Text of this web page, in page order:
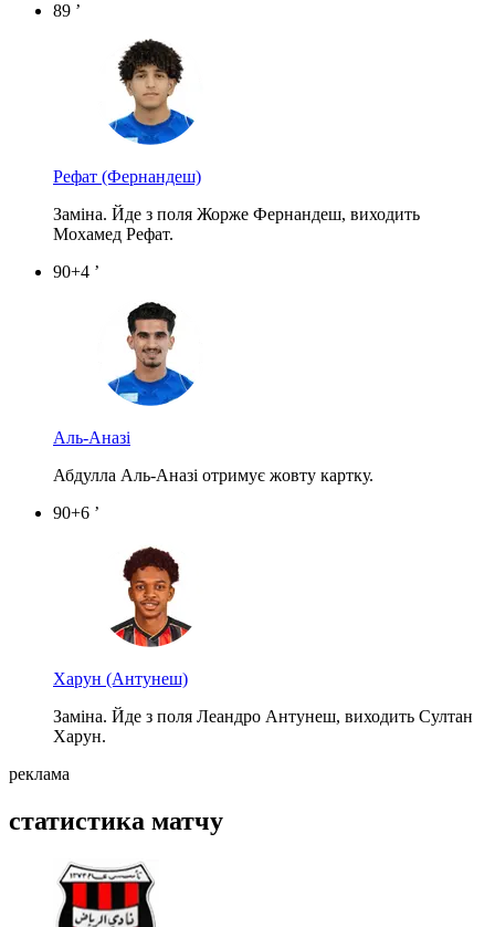
89 ’
Рефат (Фернандеш)
Заміна. Йде з поля Жорже Фернандеш, виходить
Мохамед Рефат.
90+4 ’
Аль-Аназі
Абдулла Аль-Аназі отримує жовту картку.
90+6 ’
Харун (Антунеш)
Заміна. Йде з поля Леандро Антунеш, виходить Султан
Харун.
реклама
статистика матчу